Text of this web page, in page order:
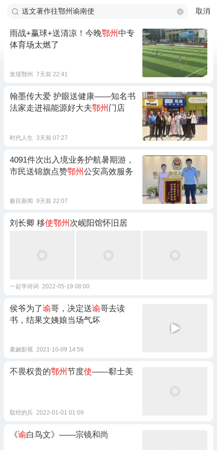
取消
雨战+赢球+送清凉！今晚鄂州 中专
体育场太燃了
发现鄂州 7天前 22:41
翰墨传大爱 护眼送健康——知名书
法家走进福能源好大夫鄂州 门店
时代人生 3天前 07:27
4091件次出入境业务护航暑期游，
市民送锦旗点赞鄂州 公安高效服务
极目新闻 9天前 22:07
刘长卿 移使鄂州 次岘阳馆怀旧居
一起学诗词 2022-05-19 08:00
侯爷为了谕哥，决定送谕哥去读
书，结果文姨娘当场气坏
素婉影视 2021-10-09 14:56
不畏权贵的鄂州 节度使——郗士美
取经的兵 2022-01-01 01:09
《谕白鸟文》——宗镜和尚